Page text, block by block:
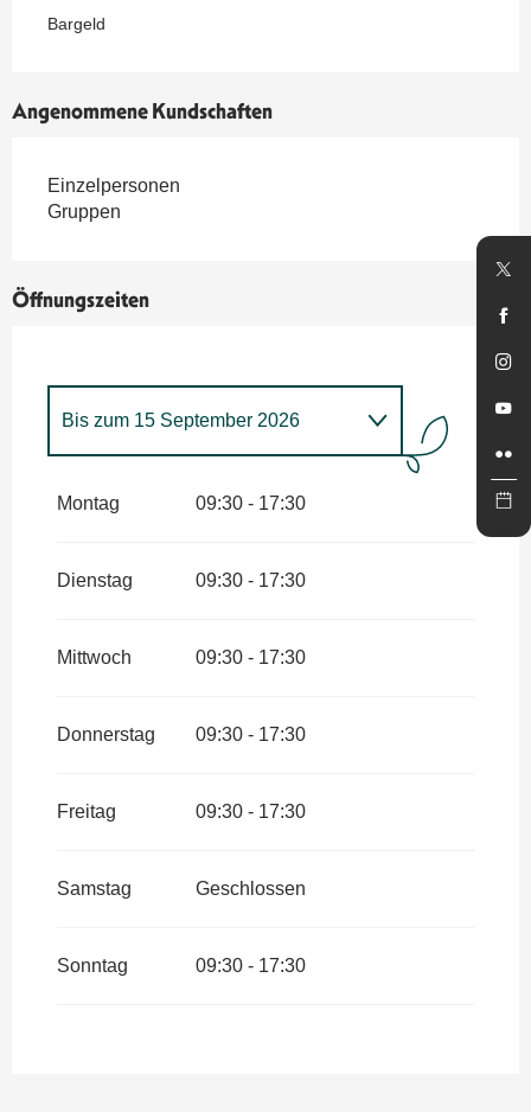
Bargeld
Angenommene Kundschaften
Einzelpersonen
Gruppen
Öffnungszeiten
Mai 2026
Bis zum 15 September 2026
Montag 09:30 - 17:30
Dienstag 09:30 - 17:30
Mittwoch 09:30 - 17:30
Donnerstag 09:30 - 17:30
Freitag 09:30 - 17:30
Samstag Geschlossen
Sonntag 09:30 - 17:30